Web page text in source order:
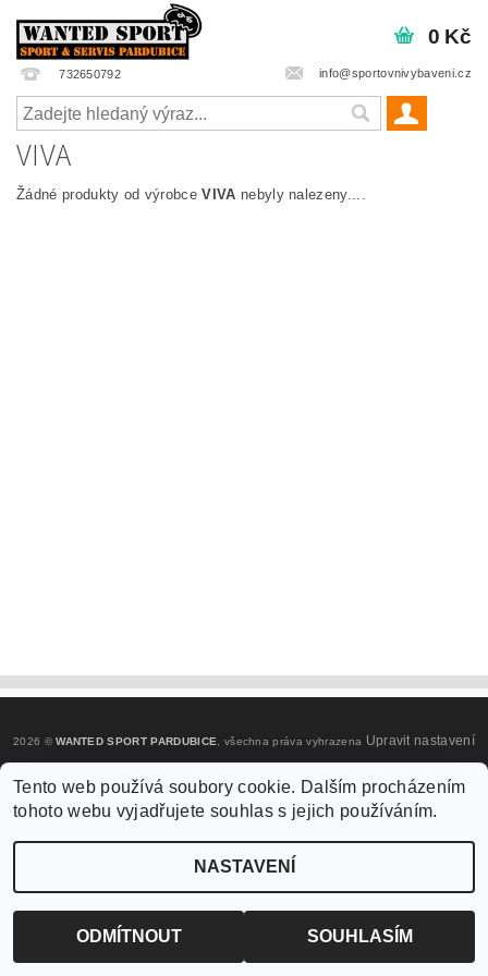
732650792 info@sportovnivybaveni.cz
0 Kč
VIVA
Žádné produkty od výrobceVIVA nebyly nalezeny....
2026 ©WANTED SPORT PARDUBICE , všechna práva vyhrazena Upravit nastavení
cookies
Vytvořil Shoptet
Tento web používá soubory cookie. Dalším procházením
tohoto webu vyjadřujete souhlas s jejich používáním.
NASTAVENÍ
ODMÍTNOUT SOUHLASÍM